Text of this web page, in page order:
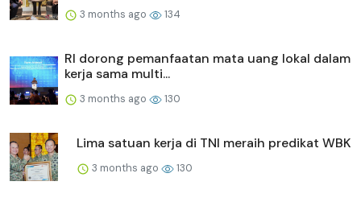
3 months ago 134
RI dorong pemanfaatan mata uang lokal dalam
kerja sama multi...
3 months ago 130
Lima satuan kerja di TNI meraih predikat WBK
3 months ago 130